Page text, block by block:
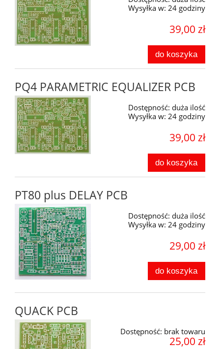
Wysyłka w: 24 godziny
39,00 zł
do koszyka
PQ4 PARAMETRIC EQUALIZER PCB
Dostępność: duża ilość
Wysyłka w: 24 godziny
39,00 zł
do koszyka
PT80 plus DELAY PCB
Dostępność: duża ilość
Wysyłka w: 24 godziny
29,00 zł
do koszyka
QUACK PCB
Dostępność: brak towaru
25,00 zł